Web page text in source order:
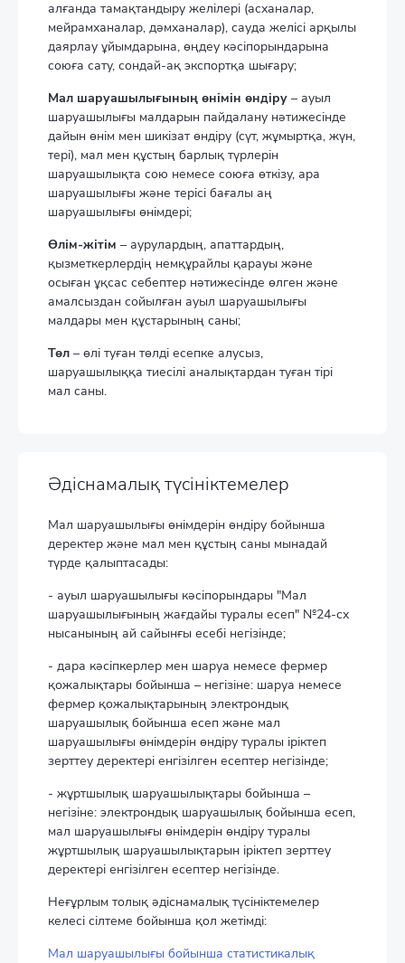
алғанда тамақтандыру желілері (асханалар,
мейрамханалар, дәмханалар), сауда желісі арқылы
даярлау ұйымдарына, өңдеу кәсіпорындарына
союға сату, сондай-ақ экспортқа шығару;
Мал шаруашылығының өнімін өндіру – ауыл
шаруашылығы малдарын пайдалану нәтижесінде
дайын өнім мен шикізат өндіру (сүт, жұмыртқа, жүн,
тері), мал мен құстың барлық түрлерін
шаруашылықта сою немесе союға өткізу, ара
шаруашылығы және терісі бағалы аң
шаруашылығы өнімдері;
Өлім-жітім – аурулардың, апаттардың,
қызметкерлердің немқұрайлы қарауы және
осыған ұқсас себептер нәтижесінде өлген және
амалсыздан сойылған ауыл шаруашылығы
малдары мен құстарының саны;
Төл – өлі туған төлді есепке алусыз,
шаруашылыққа тиесілі аналықтардан туған тірі
мал саны.
Әдіснамалық түсініктемелер
Мал шаруашылығы өнімдерін өндіру бойынша
деректер және мал мен құстың саны мынадай
түрде қалыптасады:
- ауыл шаруашылығы кәсіпорындары "Мал
шаруашылығының жағдайы туралы есеп" №24-сх
нысанының ай сайынғы есебі негізінде;
- дара кәсіпкерлер мен шаруа немесе фермер
қожалықтары бойынша – негізіне: шаруа немесе
фермер қожалықтарының электрондық
шаруашылық бойынша есеп және мал
шаруашылығы өнімдерін өндіру туралы іріктеп
зерттеу деректері енгізілген есептер негізінде;
- жұртшылық шаруашылықтары бойынша –
негізіне: электрондық шаруашылық бойынша есеп,
мал шаруашылығы өнімдерін өндіру туралы
жұртшылық шаруашылықтарын іріктеп зерттеу
деректері енгізілген есептер негізінде.
Неғұрлым толық әдіснамалық түсініктемелер
келесі сілтеме бойынша қол жетімді:
Мал шаруашылығы бойынша статистикалық